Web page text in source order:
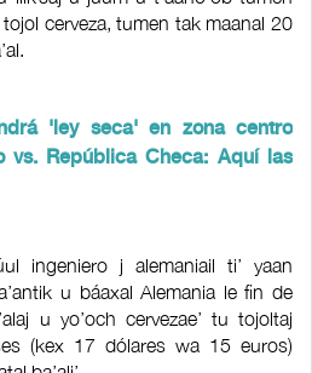
tojol cerveza, tumen tak maanal 20
'ley seca' en zona centro
vs. República Checa: Aquí las
ingeniero j alemaniail ti’ yaan
u báaxal Alemania le fin de
u yo’och cervezae’ tu tojoltaj
(kex 17 dólares wa 15 euros)